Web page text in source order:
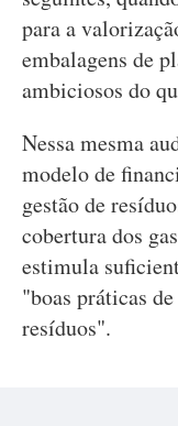
para a
embalagens de
ambiciosos do
Nessa mesma
modelo de
gestão de
cobertura dos
estimula
"boas práticas
resíduos".